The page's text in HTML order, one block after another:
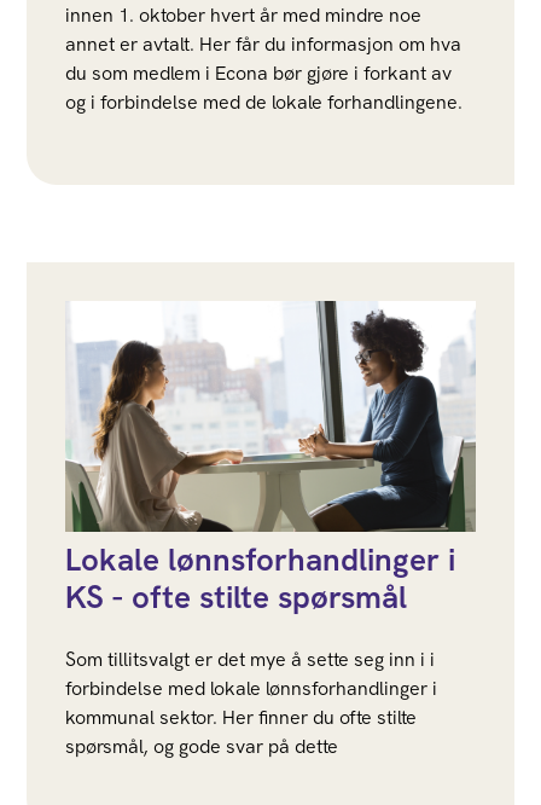
innen 1. oktober hvert år med mindre noe
annet er avtalt. Her får du informasjon om hva
du som medlem i Econa bør gjøre i forkant av
og i forbindelse med de lokale forhandlingene.
Lokale lønnsforhandlinger i
KS - ofte stilte spørsmål
Som tillitsvalgt er det mye å sette seg inn i i
forbindelse med lokale lønnsforhandlinger i
kommunal sektor. Her finner du ofte stilte
spørsmål, og gode svar på dette